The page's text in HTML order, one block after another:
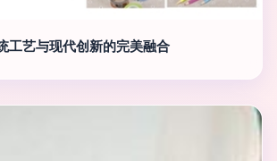
工艺与现代创新的完美融合